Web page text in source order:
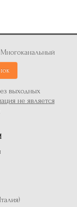
Многоканальный
выходных
не является